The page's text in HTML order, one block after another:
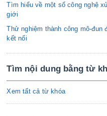
Tìm hiểu về một số công nghệ
giới
Thử nghiệm thành công mô-đun
kết nối
Tìm nội dung bằng từ
Xem tất cả từ khóa